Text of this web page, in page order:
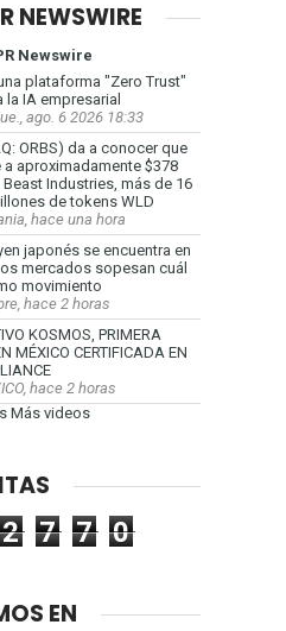
NEWSWIRE
Newswire
plataforma "Zero Trust"
la IA empresarial
ago. 6 2026 18:33
ORBS) da a conocer que
aproximadamente $378
Industries, más de 16
de tokens WLD
hace una hora
japonés se encuentra en
mercados sopesan cuál
movimiento
hace 2 horas
KOSMOS, PRIMERA
MÉXICO CERTIFICADA EN
hace 2 horas
Más videos
2 7 7 0
EN